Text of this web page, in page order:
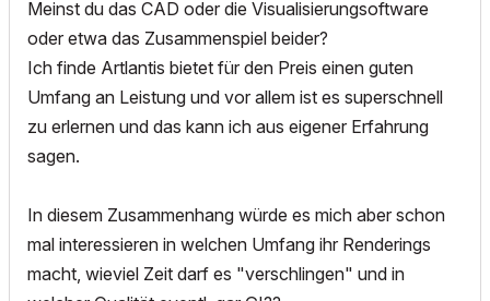
Meinst du das CAD oder die Visualisierungsoftware
oder etwa das Zusammenspiel beider?
Ich finde Artlantis bietet für den Preis einen guten
Umfang an Leistung und vor allem ist es superschnell
zu erlernen und das kann ich aus eigener Erfahrung
sagen.
In diesem Zusammenhang würde es mich aber schon
mal interessieren in welchen Umfang ihr Renderings
macht, wieviel Zeit darf es "verschlingen" und in